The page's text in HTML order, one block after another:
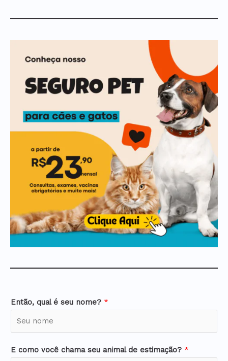
Então, qual é seu nome? *
E como você chama seu animal de estimação? *